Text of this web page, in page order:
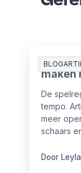
AI-
maken
De
tempo.
meer
schaars
betekent
Door